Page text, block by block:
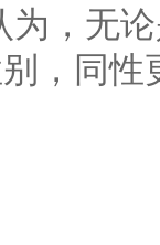
，无
，同性